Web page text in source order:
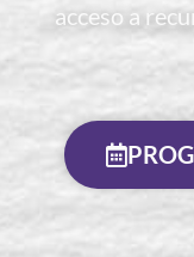
acceso a